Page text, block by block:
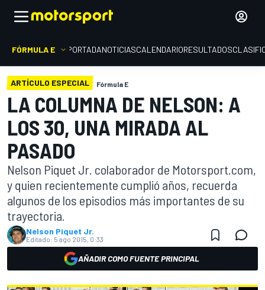
FÓRMULA E PORTADANOTICIASCALENDARIORESULTADOS
ARTÍCULO ESPECIAL Fórmula E
LA COLUMNA DE NELSON: A
LOS 30, UNA MIRADA AL
PASADO
Nelson Piquet Jr. colaborador de Motorsport.com,
y quien recientemente cumplió años, recuerda
algunos de los episodios más importantes de su
trayectoria.
Nelson Piquet Jr.
Editado: 5 ago 2015, 0:33
AÑADIR COMO FUENTE PRINCIPAL